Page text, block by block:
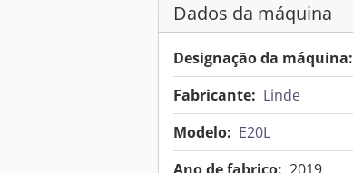
Dados da máquina
Designação da máquina:
Fabricante: Linde
Modelo: E20L